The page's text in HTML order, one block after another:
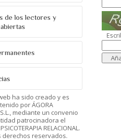
de los lectores y
ha sido creado y es
por ÁGORA
S.L., mediante un convenio
patrocinadora el
RELACIONAL.
derechos reservados.